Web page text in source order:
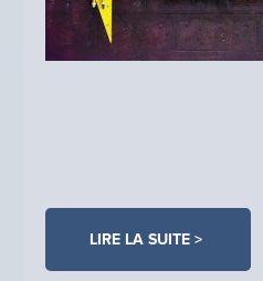
LIRE LA SUITE >